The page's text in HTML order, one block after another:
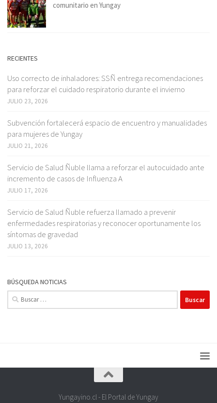
comunitario en Yungay
RECIENTES
Uso correcto de inhaladores: SSÑ entrega recomendaciones
para reforzar el cuidado respiratorio durante el invierno
JULIO 23, 2026
Subvención fortalecerá espacio de encuentro y manualidades
para mujeres de Yungay
JULIO 21, 2026
Servicio de Salud Ñuble llama a reforzar el autocuidado ante
incremento de casos de Influenza A
JULIO 17, 2026
Servicio de Salud Ñuble refuerza llamado a prevenir
enfermedades respiratorias y reconocer oportunamente los
síntomas de gravedad
JULIO 13, 2026
BÚSQUEDA NOTICIAS
Buscar:
Yungayino.cl - El Portal de Yungay